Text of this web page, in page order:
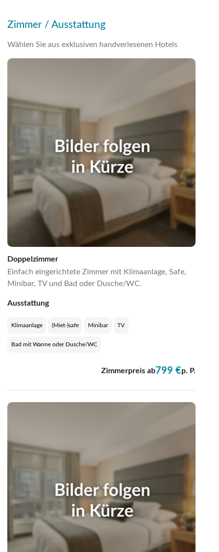
Zimmer / Ausstattung
Wählen Sie aus exklusiven handverlesenen Hotels
Doppelzimmer
Einfach eingerichtete Zimmer mit Klimaanlage, Safe,
Minibar, TV und Bad oder Dusche/WC.
Ausstattung
Klimaanlage (Miet-)safe Minibar TV
Bad mit Wanne oder Dusche/WC
Zimmerpreis ab799 €p. P.